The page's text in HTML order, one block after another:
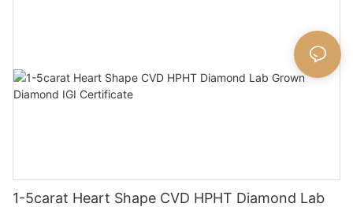
1-5carat Heart Shape CVD HPHT Diamond Lab